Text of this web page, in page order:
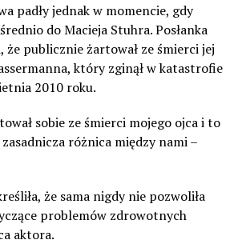
padły jednak w momencie, gdy
do Macieja Stuhra. Posłanka
że publicznie żartował ze śmierci jej
który zginął w katastrofie
2010 roku.
sobie ze śmierci mojego ojca i to
różnica między nami –
że sama nigdy nie pozwoliła
problemów zdrowotnych
aktora.